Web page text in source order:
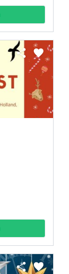
share favorite
share favorite